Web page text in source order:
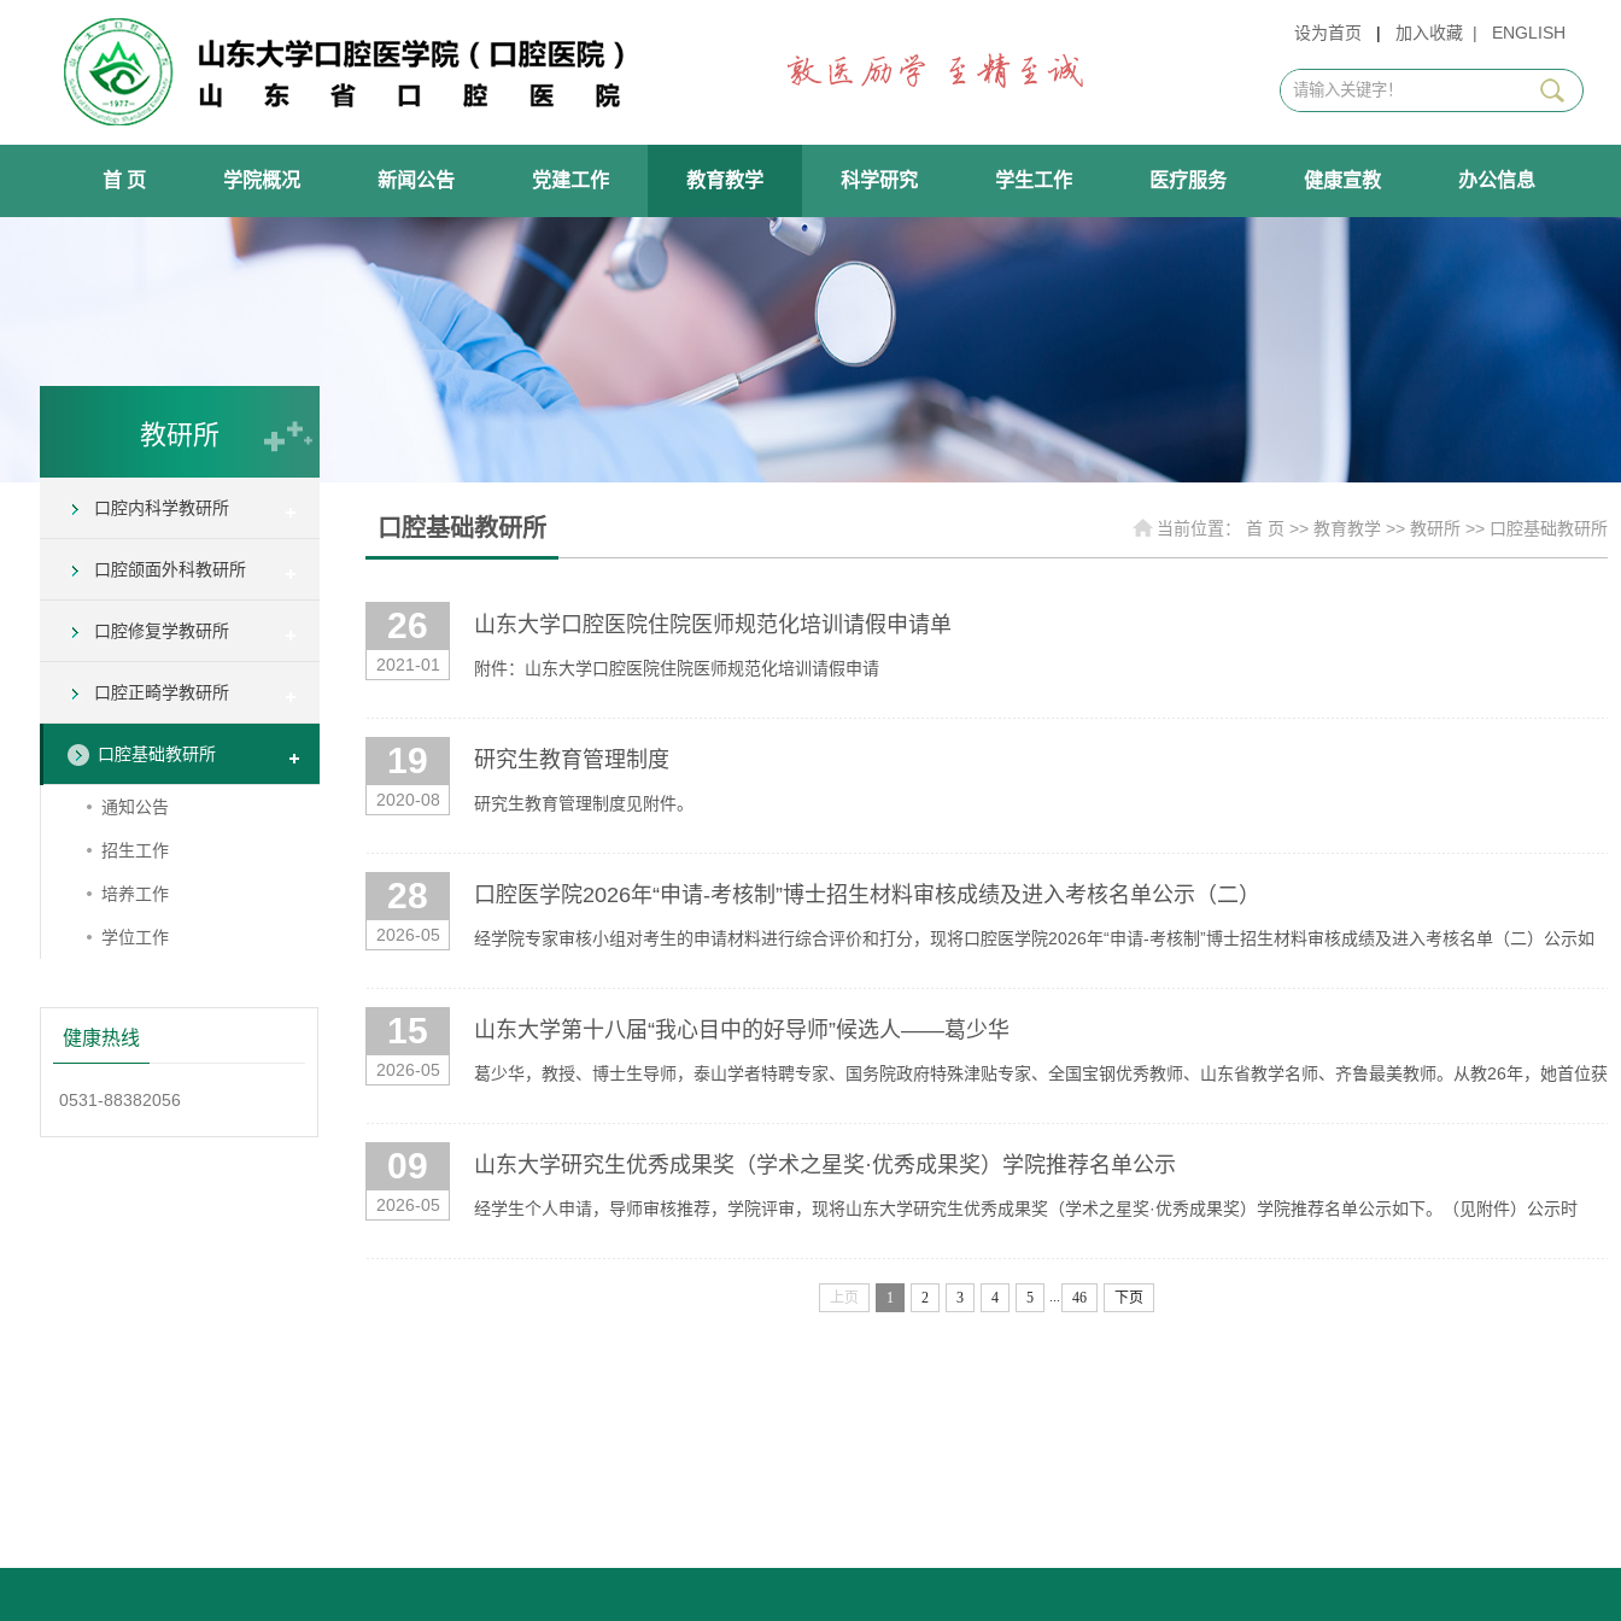
设为首页 | 加入收藏 | ENGLISH
首 页 学院概况 新闻公告 党建工作 教育教学 科学研究 学生工作 医疗服务 健康宣教 办公信息
教研所
口腔内科学教研所
口腔颌面外科教研所
口腔修复学教研所
口腔正畸学教研所
口腔基础教研所
通知公告
招生工作
培养工作
学位工作
健康热线
0531-88382056
口腔基础教研所 当前位置： 首 页 >> 教育教学 >> 教研所 >> 口腔基础教研所
26
2021-01
山东大学口腔医院住院医师规范化培训请假申请单
附件：山东大学口腔医院住院医师规范化培训请假申请
19
2020-08
研究生教育管理制度
研究生教育管理制度见附件。
28
2026-05
口腔医学院2026年“申请-考核制”博士招生材料审核成绩及进入考核名单公示（二）
经学院专家审核小组对考生的申请材料进行综合评价和打分，现将口腔医学院2026年“申请-考核制”博士招生材料审核成绩及进入考核名单（二）公示如
15
2026-05
山东大学第十八届“我心目中的好导师”候选人——葛少华
葛少华，教授、博士生导师，泰山学者特聘专家、国务院政府特殊津贴专家、全国宝钢优秀教师、山东省教学名师、齐鲁最美教师。从教26年，她首位获
09
2026-05
山东大学研究生优秀成果奖（学术之星奖·优秀成果奖）学院推荐名单公示
经学生个人申请，导师审核推荐，学院评审，现将山东大学研究生优秀成果奖（学术之星奖·优秀成果奖）学院推荐名单公示如下。（见附件）公示时
上页 1 2 3 4 5 46 下页